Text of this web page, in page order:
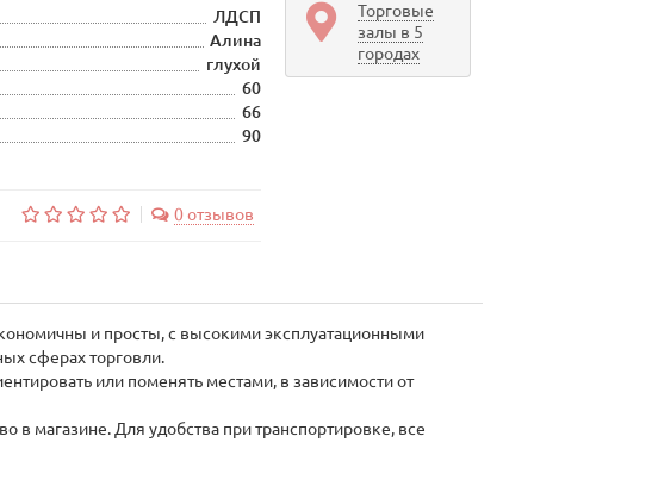
ЛДСП
Алина
глухой
60
66
90
0 отзывов
Торговые
залы в 5
городах
и просты, с высокими эксплуатационными
сферах торговли.
или поменять местами, в зависимости от
в магазине. Для удобства при транспортировке, все